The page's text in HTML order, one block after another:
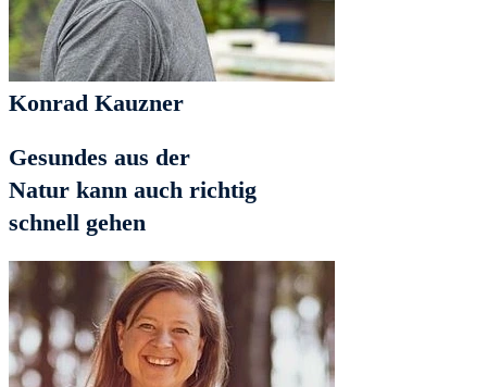
Konrad Kauzner
Gesundes aus der
Natur kann auch richtig
schnell gehen